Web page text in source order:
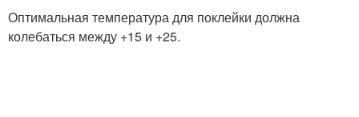
Оптимальная температура для поклейки должна
колебаться между +15 и +25.